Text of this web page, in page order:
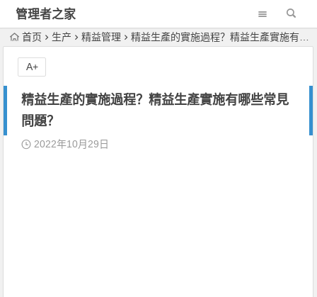
管理者之家
首页 生产 精益管理 精益生產的實施過程？精益生產實施有哪些常見問題？
精益生產的實施過程？精益生產實施有哪些常見
問題？
2022年10月29日
A+